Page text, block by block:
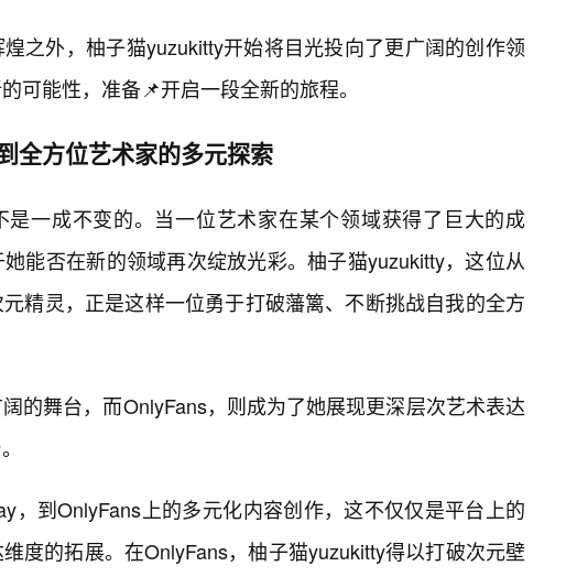
之外，柚子猫yuzukitty开始将目光投向了更广阔的创作领
可能性，准备📌开启一段全新的旅程。
全方位艺术家的多元探索
是一成不变的。当一位艺术家在某个领域获得了巨大的成
能否在新的领域再次绽放光彩。柚子猫yuzukitty，这位从
元精灵，正是这样一位勇于打破藩篱、不断挑战自我的全方
的舞台，而OnlyFans，则成为了她展现更深层次艺术表达
，到OnlyFans上的多元化内容创作，这不仅仅是平台上的
度的拓展。在OnlyFans，柚子猫yuzukitty得以打破次元壁